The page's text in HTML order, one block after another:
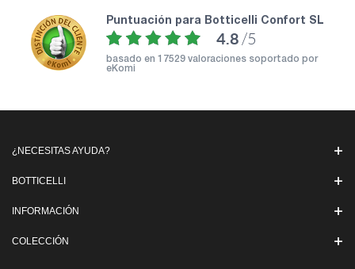
puntuación para Botticelli Confort SL
4.8 /5
basado en 17529 valoraciones soportado por
eKomi
¿NECESITAS AYUDA?
BOTTICELLI
INFORMACIÓN
COLECCIÓN